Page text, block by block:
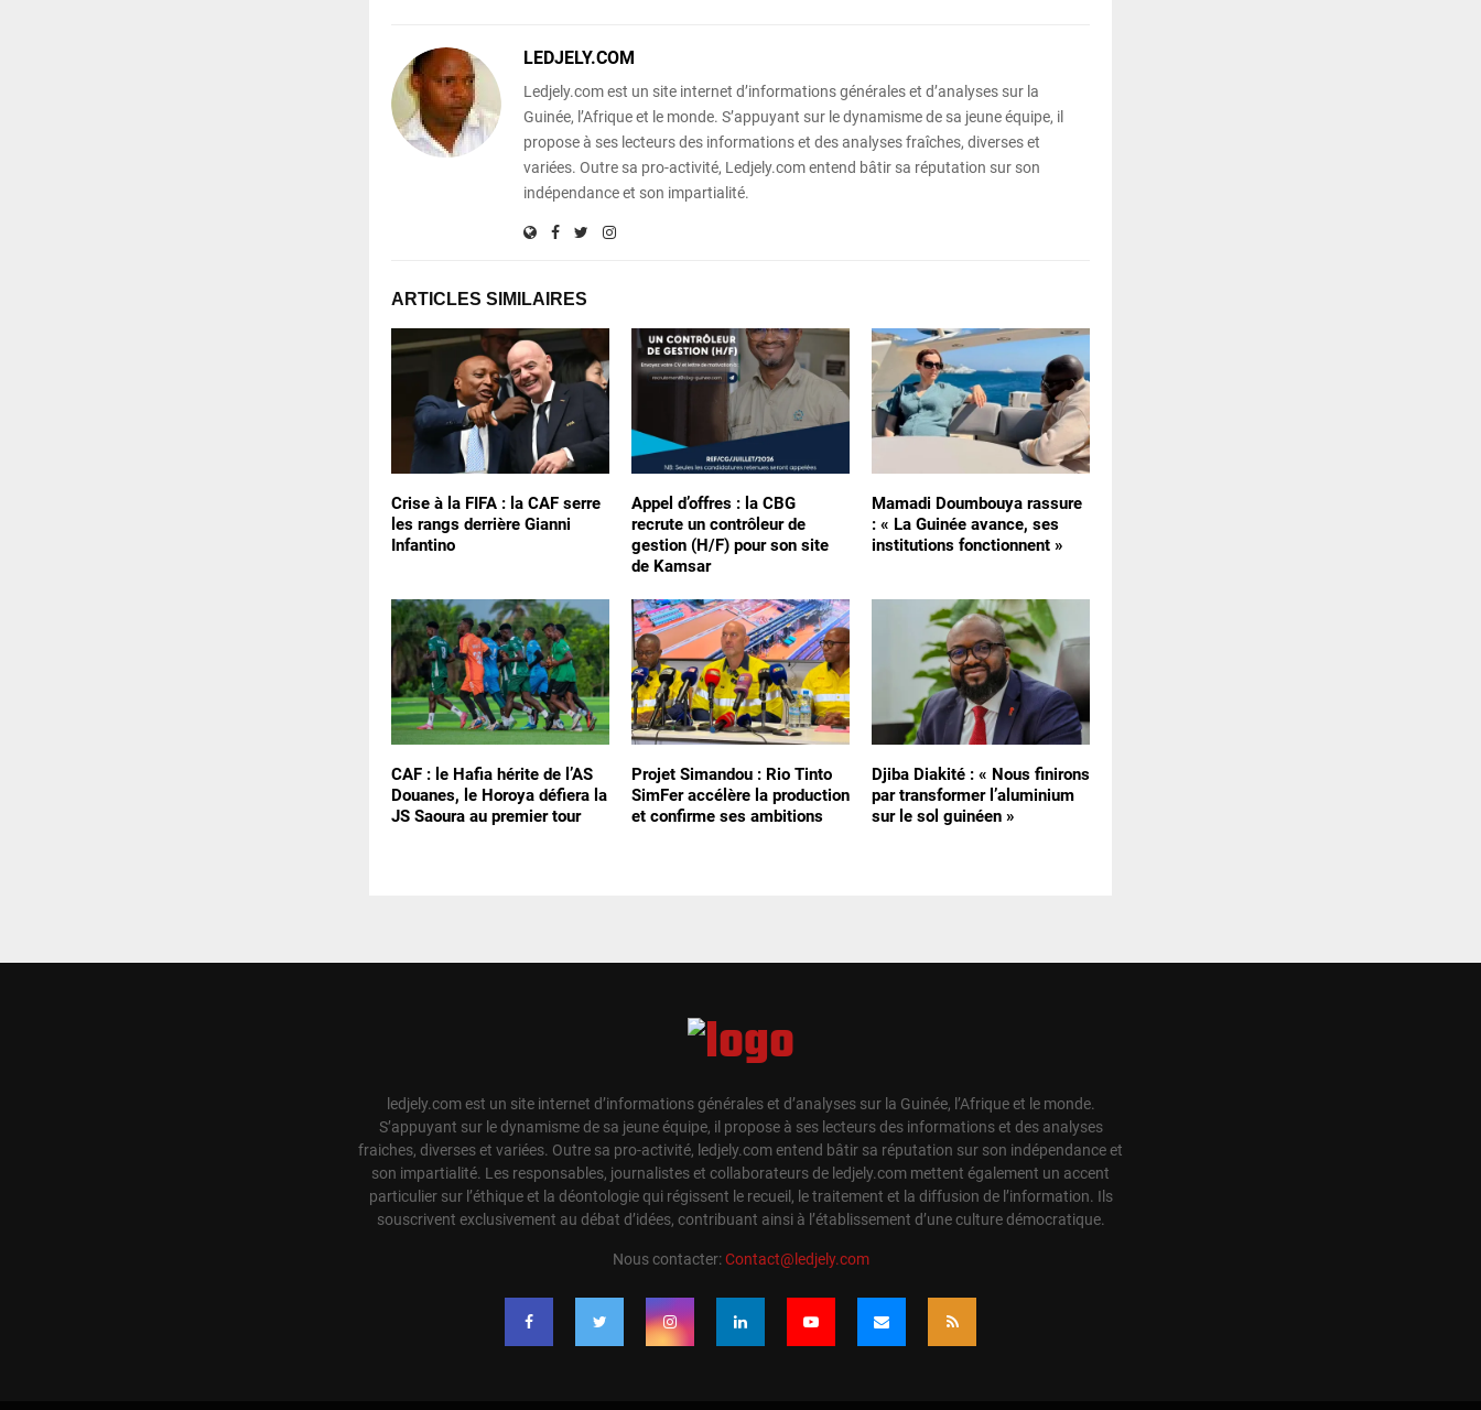
LEDJELY.COM
Ledjely.com est un site internet d’informations générales et d’analyses sur la
Guinée, l’Afrique et le monde. S’appuyant sur le dynamisme de sa jeune équipe, il
propose à ses lecteurs des informations et des analyses fraîches, diverses et
variées. Outre sa pro-activité, Ledjely.com entend bâtir sa réputation sur son
indépendance et son impartialité.
ARTICLES SIMILAIRES
Crise à la FIFA : la CAF serre
les rangs derrière Gianni
Infantino
Appel d’offres : la CBG
recrute un contrôleur de
gestion (H/F) pour son site
de Kamsar
Mamadi Doumbouya rassure
: « La Guinée avance, ses
institutions fonctionnent »
CAF : le Hafia hérite de l’AS
Douanes, le Horoya défiera la
JS Saoura au premier tour
Projet Simandou : Rio Tinto
SimFer accélère la production
et confirme ses ambitions
Djiba Diakité : « Nous finirons
par transformer l’aluminium
sur le sol guinéen »
ledjely.com est un site internet d’informations générales et d’analyses sur la Guinée, l’Afrique et le monde.
S’appuyant sur le dynamisme de sa jeune équipe, il propose à ses lecteurs des informations et des analyses
fraiches, diverses et variées. Outre sa pro-activité, ledjely.com entend bâtir sa réputation sur son indépendance et
son impartialité. Les responsables, journalistes et collaborateurs de ledjely.com mettent également un accent
particulier sur l’éthique et la déontologie qui régissent le recueil, le traitement et la diffusion de l’information. Ils
souscrivent exclusivement au débat d’idées, contribuant ainsi à l’établissement d’une culture démocratique.
Nous contacter:Contact@ledjely.com